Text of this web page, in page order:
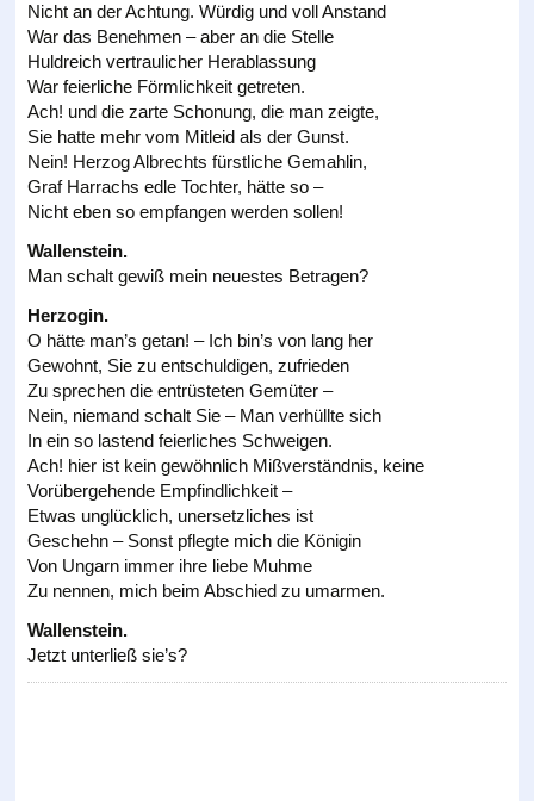
Nicht an der Achtung. Würdig und voll Anstand
War das Benehmen – aber an die Stelle
Huldreich vertraulicher Herablassung
War feierliche Förmlichkeit getreten.
Ach! und die zarte Schonung, die man zeigte,
Sie hatte mehr vom Mitleid als der Gunst.
Nein! Herzog Albrechts fürstliche Gemahlin,
Graf Harrachs edle Tochter, hätte so –
Nicht eben so empfangen werden sollen!
Wallenstein.
Man schalt gewiß mein neuestes Betragen?
Herzogin.
O hätte man’s getan! – Ich bin’s von lang her
Gewohnt, Sie zu entschuldigen, zufrieden
Zu sprechen die entrüsteten Gemüter –
Nein, niemand schalt Sie – Man verhüllte sich
In ein so lastend feierliches Schweigen.
Ach! hier ist kein gewöhnlich Mißverständnis, keine
Vorübergehende Empfindlichkeit –
Etwas unglücklich, unersetzliches ist
Geschehn – Sonst pflegte mich die Königin
Von Ungarn immer ihre liebe Muhme
Zu nennen, mich beim Abschied zu umarmen.
Wallenstein.
Jetzt unterließ sie’s?